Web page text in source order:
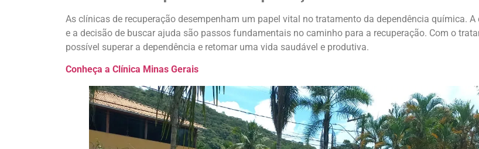
As clínicas de recuperação desempenham um papel vital no tratamento da dependência química.
e a decisão de buscar ajuda são passos fundamentais no caminho para a recuperação. Com o
possível superar a dependência e retomar uma vida saudável e produtiva.
Conheça a Clínica Minas Gerais